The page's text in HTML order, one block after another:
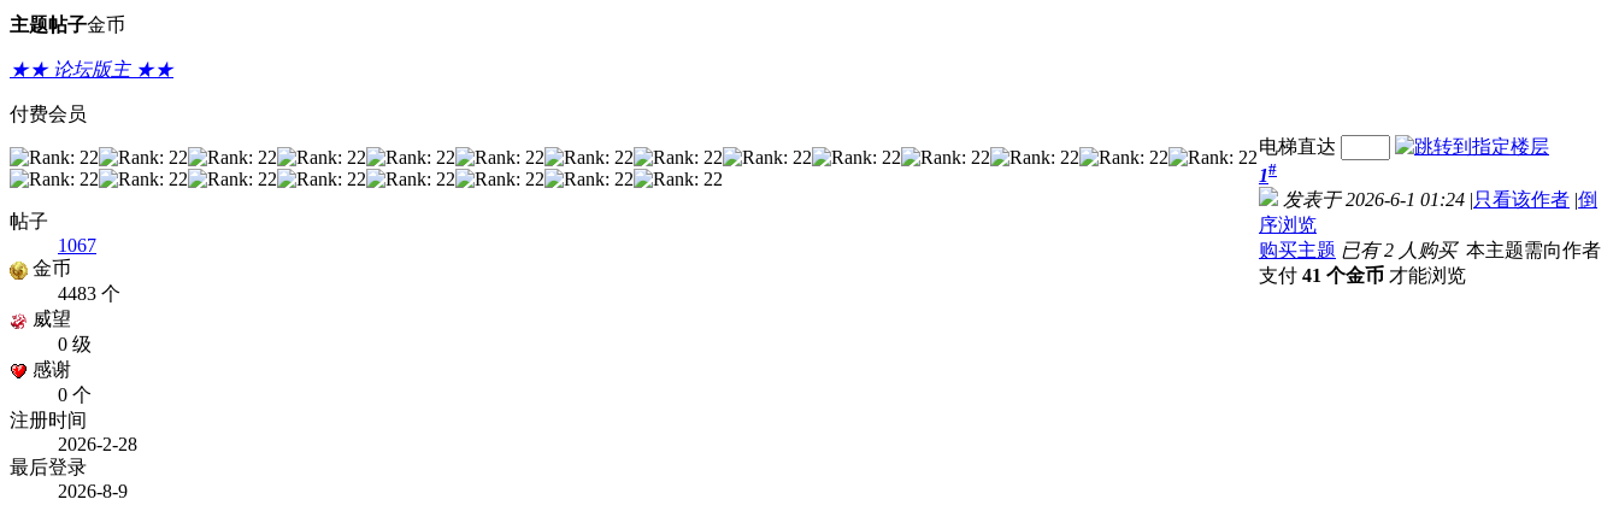
主题帖子金币
★★ 论坛版主 ★★
付费会员
帖子
1067
金币
4483 个
威望
0 级
感谢
0 个
注册时间
2026-2-28
最后登录
2026-8-9
电梯直达
1#
发表于 2026-6-1 01:24 |只看该作者 |倒
序浏览
购买主题 已有 2 人购买 本主题需向作者
支付 41 个金币 才能浏览